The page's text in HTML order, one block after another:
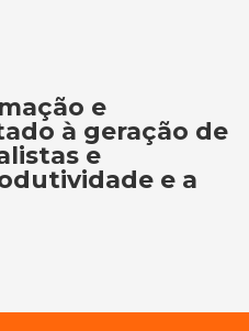
e
à geração de
e
e a